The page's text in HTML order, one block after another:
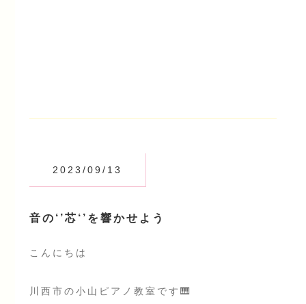
2023/09/13
音の‘’芯‘’を響かせよう
こんにちは
川西市の小山ピアノ教室です🎹